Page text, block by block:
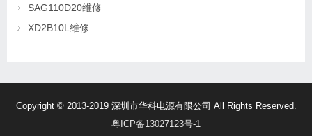
SAG110D20维修
XD2B10L维修
Copyright © 2013-2019 深圳市华科电源有限公司 All Rights Reserved.
粤ICP备13027123号-1